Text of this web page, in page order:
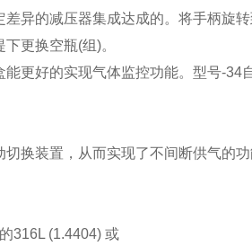
异的减压器集成达成的。将手柄旋
更换空瓶(组)。
更好的实现气体监控功能。型号-34
换装置，从而实现了不间断供气的
316L (1.4404) 或